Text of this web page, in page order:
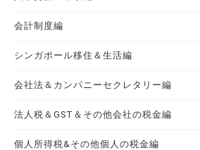
会計制度編
シンガポール移住＆生活編
会社法＆カンパニーセクレタリー編
法人税＆GST＆その他会社の税金編
個人所得税&その他個人の税金編